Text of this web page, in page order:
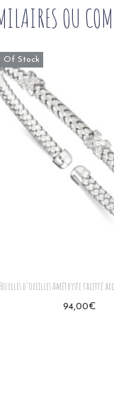
OU
Of Stock
Boucles d’oreilles Améthyste facetté
94,00€